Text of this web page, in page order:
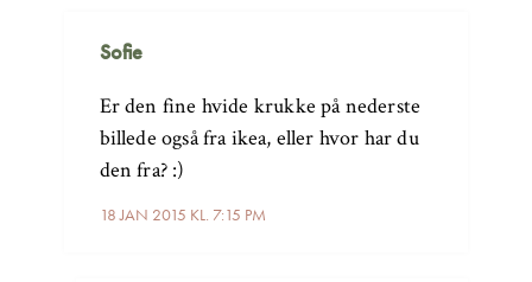
Sofie
18 JAN 2015 KL. 7:15 PM
Er den fine hvide krukke på nederste
billede også fra ikea, eller hvor har du
den fra? :)